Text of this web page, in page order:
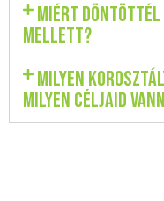
Miért döntöttél
mellett?
Milyen
milyen céljaid